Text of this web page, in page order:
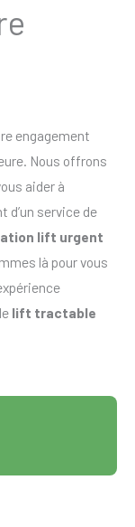
engagement
Nous offrons
aider à
d’un service de
lift urgent
là pour vous
lift tractable